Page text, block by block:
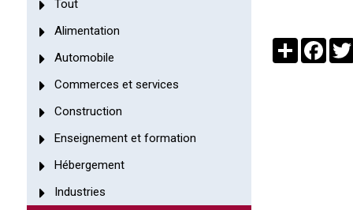
Tout
Alimentation
Automobile
Commerces et services
Construction
Enseignement et formation
Hébergement
Industries
Partager